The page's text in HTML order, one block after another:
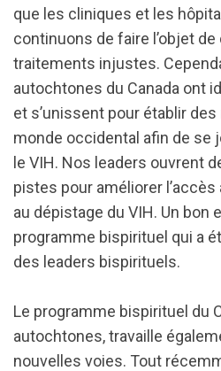
que les cliniques et les
continuons de faire l’objet
traitements injustes.
autochtones du Canada ont
et s’unissent pour établir
monde occidental afin de se
le VIH. Nos leaders ouvrent
pistes pour améliorer
au dépistage du VIH. Un bon
programme bispirituel qui a
des leaders bispirituels.
Le programme bispirituel du
autochtones, travaille
nouvelles voies. Tout